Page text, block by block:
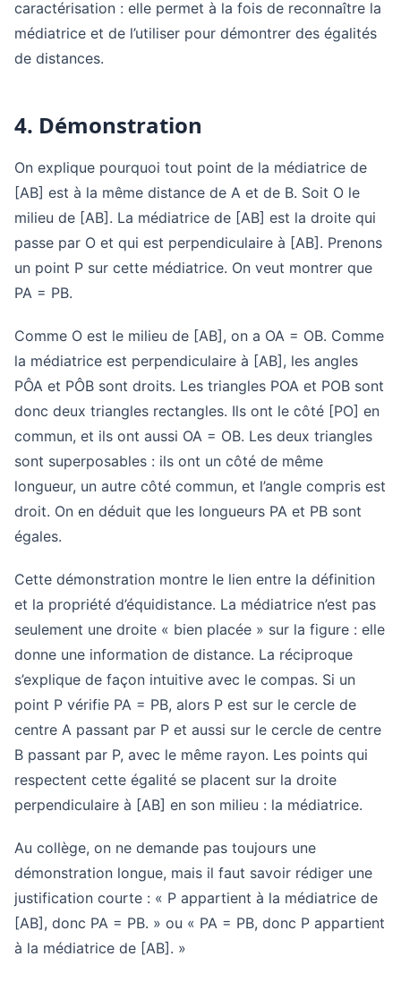
caractérisation : elle permet à la fois de reconnaître la
médiatrice et de l’utiliser pour démontrer des égalités
de distances.
4. Démonstration
On explique pourquoi tout point de la médiatrice de
[AB] est à la même distance de A et de B. Soit O le
milieu de [AB]. La médiatrice de [AB] est la droite qui
passe par O et qui est perpendiculaire à [AB]. Prenons
un point P sur cette médiatrice. On veut montrer que
PA = PB.
Comme O est le milieu de [AB], on a OA = OB. Comme
la médiatrice est perpendiculaire à [AB], les angles
PÔA et PÔB sont droits. Les triangles POA et POB sont
donc deux triangles rectangles. Ils ont le côté [PO] en
commun, et ils ont aussi OA = OB. Les deux triangles
sont superposables : ils ont un côté de même
longueur, un autre côté commun, et l’angle compris est
droit. On en déduit que les longueurs PA et PB sont
égales.
Cette démonstration montre le lien entre la définition
et la propriété d’équidistance. La médiatrice n’est pas
seulement une droite « bien placée » sur la figure : elle
donne une information de distance. La réciproque
s’explique de façon intuitive avec le compas. Si un
point P vérifie PA = PB, alors P est sur le cercle de
centre A passant par P et aussi sur le cercle de centre
B passant par P, avec le même rayon. Les points qui
respectent cette égalité se placent sur la droite
perpendiculaire à [AB] en son milieu : la médiatrice.
Au collège, on ne demande pas toujours une
démonstration longue, mais il faut savoir rédiger une
justification courte : « P appartient à la médiatrice de
[AB], donc PA = PB. » ou « PA = PB, donc P appartient
à la médiatrice de [AB]. »